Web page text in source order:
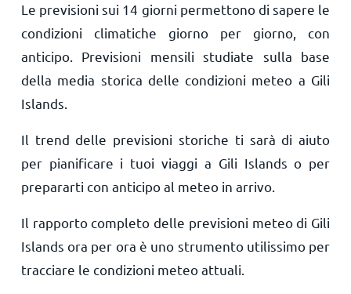
Le previsioni sui 14 giorni permettono di sapere le
condizioni climatiche giorno per giorno, con
anticipo. Previsioni mensili studiate sulla base
della media storica delle condizioni meteo a Gili
Islands.
Il trend delle previsioni storiche ti sarà di aiuto
per pianificare i tuoi viaggi a Gili Islands o per
prepararti con anticipo al meteo in arrivo.
Il rapporto completo delle previsioni meteo di Gili
Islands ora per ora è uno strumento utilissimo per
tracciare le condizioni meteo attuali.